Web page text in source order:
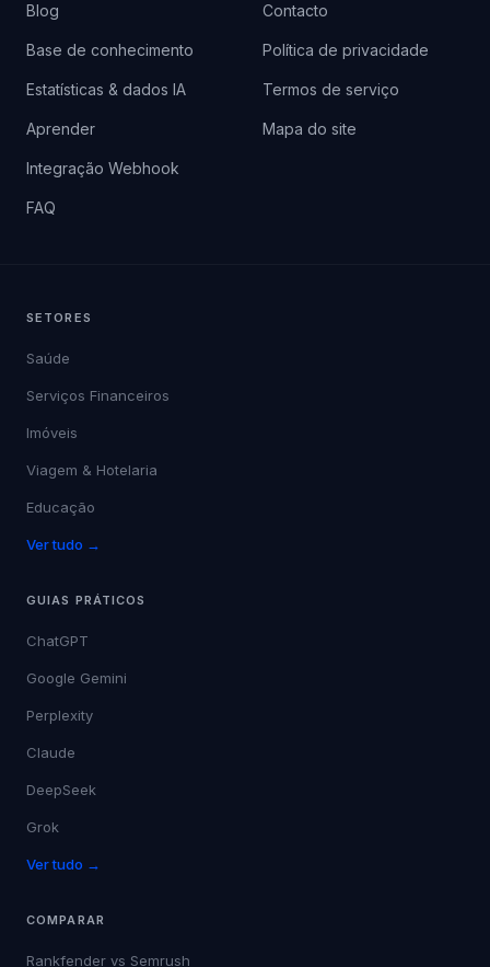
Blog
Base de conhecimento
Estatísticas & dados IA
Aprender
Integração Webhook
FAQ
Contacto
Política de privacidade
Termos de serviço
Mapa do site
SETORES
Saúde
Serviços Financeiros
Imóveis
Viagem & Hotelaria
Educação
Ver tudo →
GUIAS PRÁTICOS
ChatGPT
Google Gemini
Perplexity
Claude
DeepSeek
Grok
Ver tudo →
COMPARAR
Rankfender vs Semrush